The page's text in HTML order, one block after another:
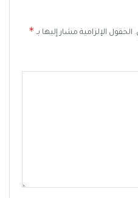
الحقول الإلزامية مشار إليها بـ *